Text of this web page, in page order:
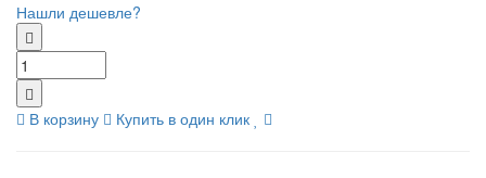
Нашли дешевле?
В корзину Купить в один клик